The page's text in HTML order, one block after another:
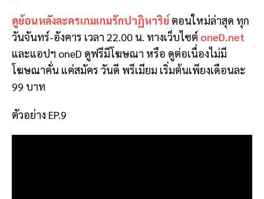
ดูย้อนหลังละครเกมเกมรักปาฏิหาริย์ ตอนใหม่ล่าสุด ทุก
วันจันทร์-อังคาร เวลา 22.00 น. ทางเว็บไซต์ oneD.net
และแอปฯ oneD ดูฟรีมีโฆษณา หรือ ดูต่อเนื่องไม่มี
โฆษณาคั่น แค่สมัคร วันดี พรีเมียม เริ่มต้นเพียงเดือนละ
99 บาท
ตัวอย่าง EP.9